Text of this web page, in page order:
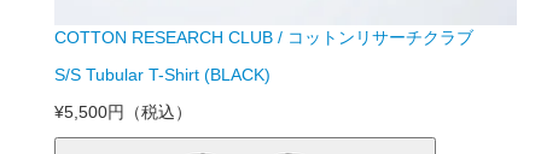
COTTON RESEARCH CLUB / コットンリサーチクラブ
S/S Tubular T-Shirt (BLACK)
¥5,500円
（税込）